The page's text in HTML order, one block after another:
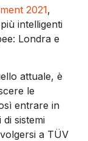
2021,
intelligenti
Londra e
attuale, è
le
entrare in
sistemi
a TÜV